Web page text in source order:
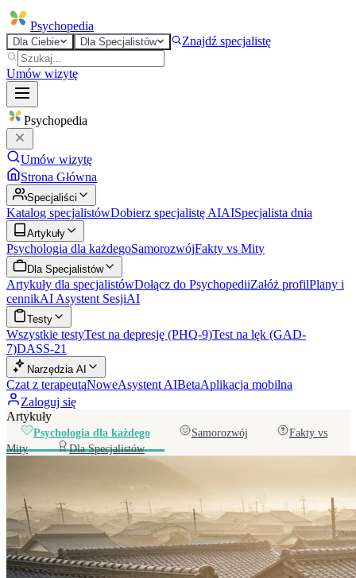
Psychopedia
Dla Ciebie Dla Specjalistów Znajdź specjalistę
Umów wizytę
Psychopedia
Umów wizytę
Strona Główna
Specjaliści
Katalog specjalistówDobierz specjalistę AIAISpecjalista dnia
Artykuły
Psychologia dla każdegoSamorozwójFakty vs Mity
Dla Specjalistów
Artykuły dla specjalistówDołącz do PsychopediiZałóż profilPlany i
cennikAI Asystent SesjiAI
Testy
Wszystkie testyTest na depresję (PHQ-9)Test na lęk (GAD-
7)DASS-21
Narzędzia AI
Czat z terapeutąNoweAsystent AIBetaAplikacja mobilna
Zaloguj się
Artykuły
Psychologia dla każdego Samorozwój
Fakty vs
Mity
Dla Specjalistów